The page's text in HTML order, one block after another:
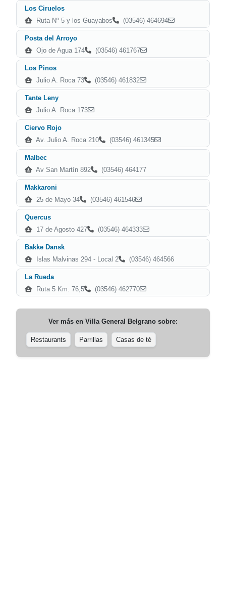
Los Ciruelos
Ruta Nº 5 y los Guayabos
(03546) 464694
Posta del Arroyo
Ojo de Agua 174
(03546) 461767
Los Pinos
Julio A. Roca 73
(03546) 461832
Tante Leny
Julio A. Roca 173
Ciervo Rojo
Av. Julio A. Roca 210
(03546) 461345
Malbec
Av San Martín 892
(03546) 464177
Makkaroni
25 de Mayo 34
(03546) 461546
Quercus
17 de Agosto 427
(03546) 464333
Bakke Dansk
Islas Malvinas 294 - Local 2
(03546) 464566
La Rueda
Ruta 5 Km. 76,5
(03546) 462770
Ver más en Villa General Belgrano sobre:
Restaurants Parrillas Casas de té